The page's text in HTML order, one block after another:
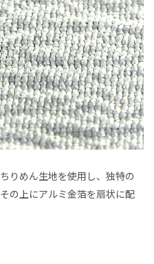
りめん生地を使用し、独特の
の上にアルミ金箔を扇状に配